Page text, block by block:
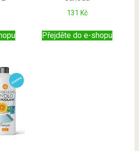
131 Kč
Přejděte do e-shopu